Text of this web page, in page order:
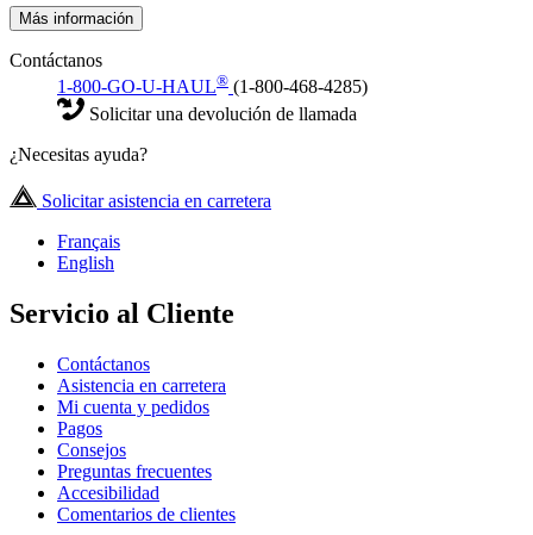
Más información
Contáctanos
1-800-GO-U-HAUL® (1-800-468-4285)
Solicitar una devolución de llamada
¿Necesitas ayuda?
Solicitar asistencia en carretera
Français
English
Servicio al Cliente
Contáctanos
Asistencia en carretera
Mi cuenta y pedidos
Pagos
Consejos
Preguntas frecuentes
Accesibilidad
Comentarios de clientes